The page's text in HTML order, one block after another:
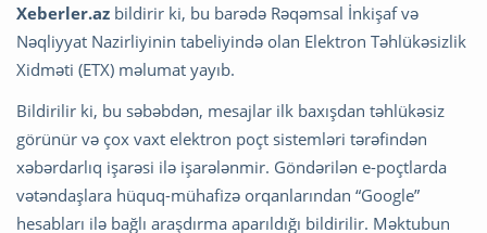
Xeberler.az bildirir ki, bu barədə Rəqəmsal İnkişaf və
Nəqliyyat Nazirliyinin tabeliyində olan Elektron Təhlükəsizlik
Xidməti (ETX) məlumat yayıb.
Bildirilir ki, bu səbəbdən, mesajlar ilk baxışdan təhlükəsiz
görünür və çox vaxt elektron poçt sistemləri tərəfindən
xəbərdarlıq işarəsi ilə işarələnmir. Göndərilən e-poçtlarda
vətəndaşlara hüquq-mühafizə orqanlarından “Google”
hesabları ilə bağlı araşdırma aparıldığı bildirilir. Məktubun